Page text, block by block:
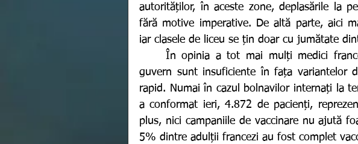
autorităților, în aceste zone, deplasările la
fără motive imperative. De altă parte, aici
iar clasele de liceu se țin doar cu jumătate
guvern sunt insuficiente în fața variantelor
rapid. Numai în cazul bolnavilor internați la
a conformat ieri, 4.872 de pacienți,
plus, nici campaniile de vaccinare nu ajută
5% dintre adulții francezi au fost complet